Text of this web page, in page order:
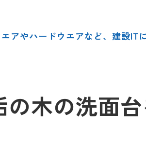
アやハードウエアなど、建設IT
木の洗面